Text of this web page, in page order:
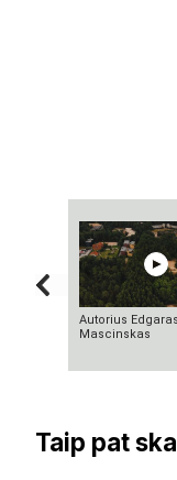
Autorius Edgaras
Mascinskas
Taip pat